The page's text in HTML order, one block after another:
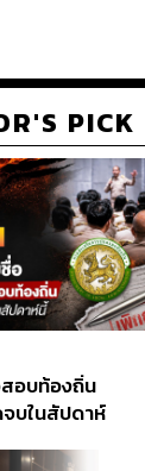
PICK
อบท้องถิ่น
บในสัปดาห์